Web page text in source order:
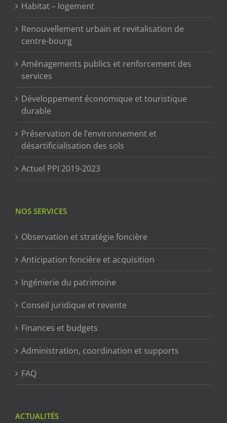
Habitat – logement
Renouvellement urbain et revitalisation de
centre-bourg
Aménagements publics et renforcement des
services
Développement économique et touristique
durable
Préservation de l’environnement et
désartificialisation des sols
Actuel PPI 2019-2023
NOS SERVICES
Observation et stratégie foncière
Anticipation foncière et acquisition
Ingénierie du patrimoine
Conseil juridique et revente
Finances et budgets
Administration, coordination et supports
FAQ
ACTUALITÉS